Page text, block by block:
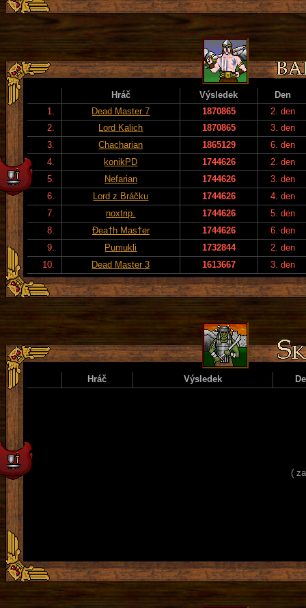
Hráč Výsledek
Den
1.
Dead Master 7 1870865
2. den
2.
Lord Kalich 1870865
3. den
3.
Chacharian 1865129
6. den
4.
konikPD 1744626
2. den
5.
Nefarian 1744626
3. den
6.
Lord z Bráčku 1744626
4. den
7.
noxtrip. 1744626
5. den
8.
Đea†h Mas†er 1744626
6. den
9.
Pumukli 1732844
2. den
10.
Dead Master 3 1613667 3. den
Hráč Výsledek
(